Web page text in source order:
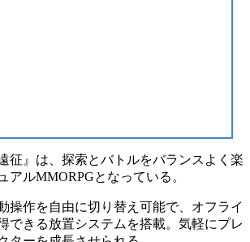
征』は、探索とバトルをバランスよく楽
アルMMORPGとなっている。
操作を自由に切り替え可能で、 オフライ
できる放置システム を搭載。気軽にプレ